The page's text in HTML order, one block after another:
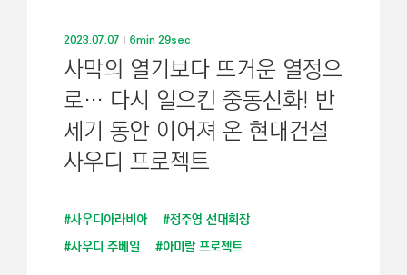
2023.07.07 6min 29sec
사막의 열기보다 뜨거운 열정으
로… 다시 일으킨 중동신화! 반
세기 동안 이어져 온 현대건설
사우디 프로젝트
#사우디아라비아
#정주영 선대회장
#사우디 주베일
#아미랄 프로젝트